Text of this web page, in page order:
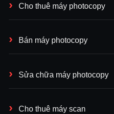
Cho thuê máy photocopy
Bán máy photocopy
Sửa chữa máy photocopy
Cho thuê máy scan